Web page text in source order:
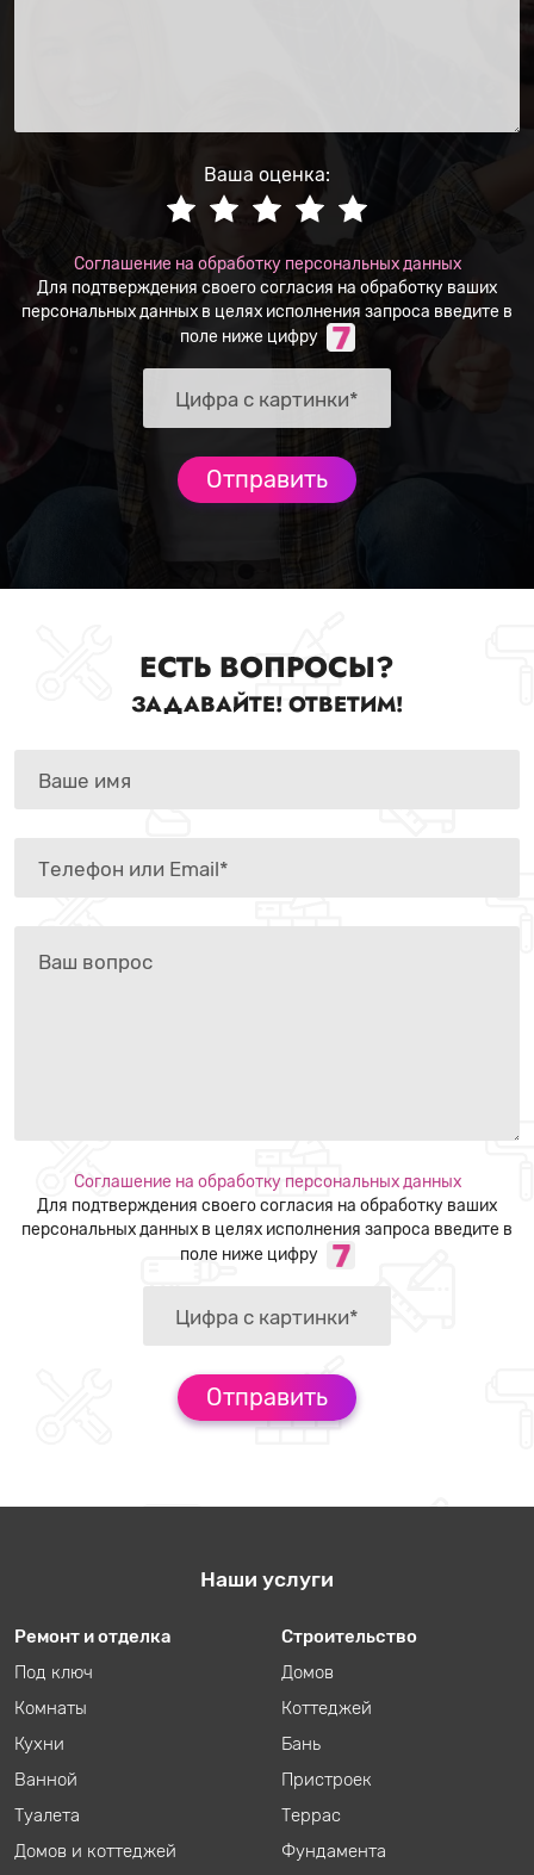
Ваша оценка:
Соглашение на обработку персональных данных
Для подтверждения своего согласия на обработку ваших
персональных данных в целях исполнения запроса введите в
поле ниже цифру
ЕСТЬ ВОПРОСЫ?
ЗАДАВАЙТЕ! ОТВЕТИМ!
Соглашение на обработку персональных данных
Для подтверждения своего согласия на обработку ваших
персональных данных в целях исполнения запроса введите в
поле ниже цифру
Наши услуги
Ремонт и отделка
Под ключ
Комнаты
Кухни
Ванной
Туалета
Домов и коттеджей
Строительство
Домов
Коттеджей
Бань
Пристроек
Террас
Фундамента